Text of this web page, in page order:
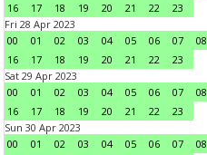
16
17 18 19 20 21 22
23
Fri 28 Apr 2023
00
01 02 03 04 05 06 07 08
16
17 18 19 20 21 22
23
Sat 29 Apr 2023
00
01 02 03 04 05 06 07 08
16
17 18 19 20 21 22
23
Sun 30 Apr 2023
00
01 02 03 04 05 06 07 08